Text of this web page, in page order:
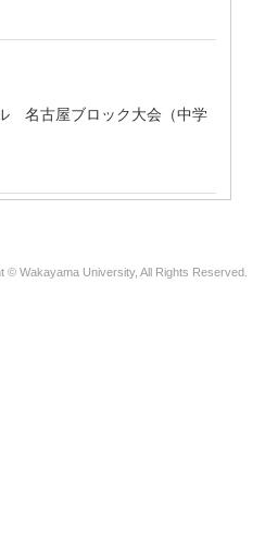
名古屋ブロック大会（中学
© Wakayama University, All Rights Reserved.